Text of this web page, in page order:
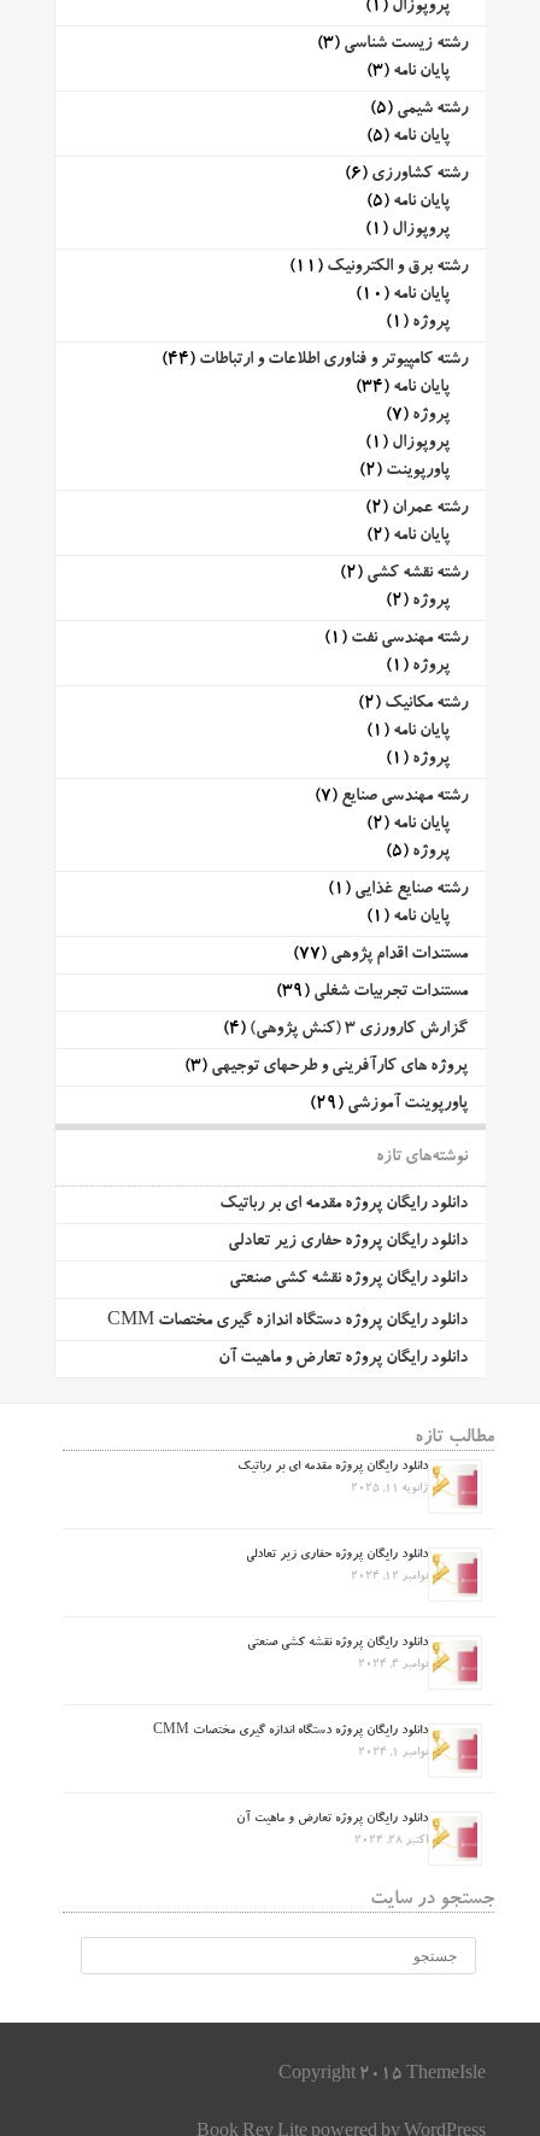
پروپوزال (1)
رشته زیست شناسی (3)
پایان نامه (3)
رشته شیمی (5)
پایان نامه (5)
رشته کشاورزی (6)
پایان نامه (5)
پروپوزال (1)
رشته برق و الکترونیک (11)
پایان نامه (10)
پروژه (1)
رشته کامپیوتر و فناوری اطلاعات و ارتباطات (44)
پایان نامه (34)
پروژه (7)
پروپوزال (1)
پاورپوینت (2)
رشته عمران (2)
پایان نامه (2)
رشته نقشه کشی (2)
پروژه (2)
رشته مهندسی نفت (1)
پروژه (1)
رشته مکانیک (2)
پایان نامه (1)
پروژه (1)
رشته مهندسی صنایع (7)
پایان نامه (2)
پروژه (5)
رشته صنایع غذایی (1)
پایان نامه (1)
مستندات اقدام پژوهی (77)
مستندات تجربیات شغلی (39)
گزارش کارورزی 3 (کنش پژوهی)
(4)
پروژه های کارآفرینی و طرحهای توجیهی (3)
پاورپوینت آموزشی (29)
نوشته‌های تازه
دانلود رایگان پروژه مقدمه ای بر رباتیک
دانلود رایگان پروژه حفاری زیر تعادلی
دانلود رایگان پروژه نقشه کشی صنعتی
دانلود رایگان پروژه دستگاه اندازه گیری مختصات CMM
دانلود رایگان پروژه تعارض و ماهیت آن
مطالب تازه
دانلود رایگان پروژه مقدمه ای بر رباتیک
ژانویه 11, 2025
دانلود رایگان پروژه حفاری زیر تعادلی
نوامبر 12, 2024
دانلود رایگان پروژه نقشه کشی صنعتی
نوامبر 4, 2024
دانلود رایگان پروژه دستگاه اندازه گیری مختصات CMM
نوامبر 1, 2024
دانلود رایگان پروژه تعارض و ماهیت آن
اکتبر 28, 2024
جستجو در سایت
Copyright 2015 ThemeIsle